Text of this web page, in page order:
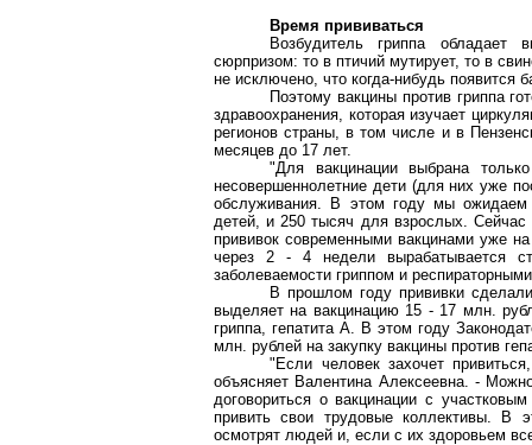
Время прививаться
Возбудитель гриппа
сюрпризом: то в птичий мутирует, то в
не исключено, что когда-нибудь появится
Поэтому вакцины против гриппа
здравоохранения, которая изучает
регионов страны, в том числе и в
месяцев до 17 лет.
"Для вакцинации выбрана
несовершеннолетние дети (для них уже
обслуживания. В этом году мы ожидаем
детей, и 250 тысяч для взрослых. Сейчас
прививок современными вакцинами уже
через 2 - 4 недели вырабатывается
заболеваемости гриппом и
В прошлом году прививки
выделяет на вакцинацию 15 - 17 млн.
гриппа, гепатита А. В этом году
млн. рублей на закупку вакцины против
"Если человек захочет
объясняет Валентина Алексеевна. -
договориться о вакцинации с
привить свои трудовые коллективы. В
осмотрят людей и, если с их здоровьем